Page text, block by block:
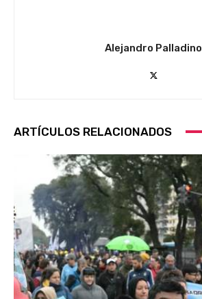
Alejandro Palladino
ARTÍCULOS RELACIONADOS